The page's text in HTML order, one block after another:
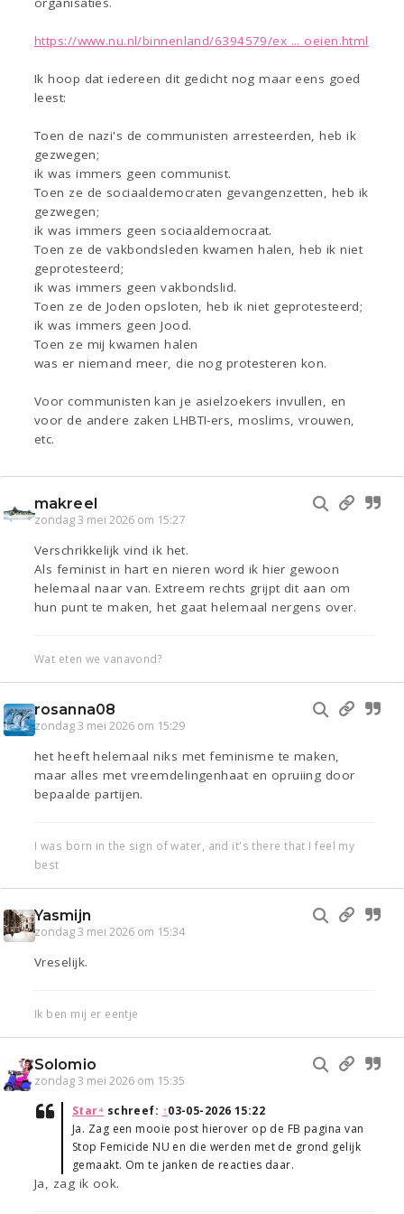
https://www.nu.nl/binnenland/6394579/ex ... oeien.html
Ik hoop dat iedereen dit gedicht nog maar eens goed
leest:
Toen de nazi's de communisten arresteerden, heb ik
gezwegen;
ik was immers geen communist.
Toen ze de sociaaldemocraten gevangenzetten, heb ik
gezwegen;
ik was immers geen sociaaldemocraat.
Toen ze de vakbondsleden kwamen halen, heb ik niet
geprotesteerd;
ik was immers geen vakbondslid.
Toen ze de Joden opsloten, heb ik niet geprotesteerd;
ik was immers geen Jood.
Toen ze mij kwamen halen
was er niemand meer, die nog protesteren kon.
Voor communisten kan je asielzoekers invullen, en
voor de andere zaken LHBTI-ers, moslims, vrouwen,
etc.
makreel
zondag 3 mei 2026 om 15:27
Verschrikkelijk vind ik het.
Als feminist in hart en nieren word ik hier gewoon
helemaal naar van. Extreem rechts grijpt dit aan om
hun punt te maken, het gaat helemaal nergens over.
Wat eten we vanavond?
rosanna08
zondag 3 mei 2026 om 15:29
het heeft helemaal niks met feminisme te maken,
maar alles met vreemdelingenhaat en opruiing door
bepaalde partijen.
I was born in the sign of water, and it's there that I feel my
best
Yasmijn
zondag 3 mei 2026 om 15:34
Vreselijk.
Ik ben mij er eentje
Solomio
zondag 3 mei 2026 om 15:35
Star⁴ schreef: ↑03-05-2026 15:22
Ja. Zag een mooie post hierover op de FB pagina van
Stop Femicide NU en die werden met de grond gelijk
gemaakt. Om te janken de reacties daar.
Ja, zag ik ook.